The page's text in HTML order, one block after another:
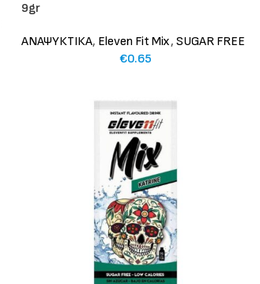
9gr
ΑΝΑΨΥΚΤΙΚΑ, Eleven Fit Mix, SUGAR FREE
€0.65